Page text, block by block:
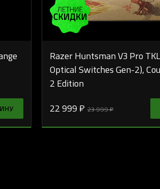
Razer Huntsman V3 Pro
Optical Switches Gen-2),
2 Edition
22 999 ₽ 23 999 ₽